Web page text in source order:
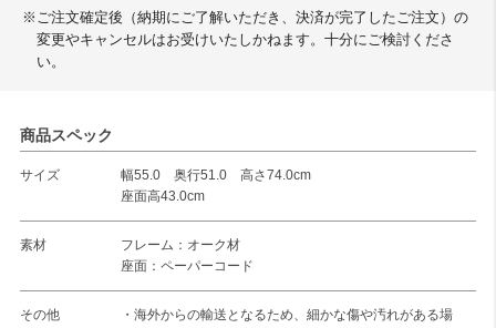
※ご注文確定後（納期にご了解いただき、決済が完了したご注文）の
変更やキャンセルはお受けいたしかねます。十分にご検討くださ
い。
商品スペック
サイズ
幅55.0 奥行51.0 高さ74.0cm
座面高43.0cm
素材
フレーム：オーク材
座面：ペーパーコード
その他
・海外からの輸送となるため、細かな傷や汚れがある場